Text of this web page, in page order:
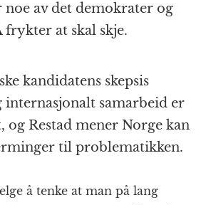
noe av det demokrater og
frykter at skal skje.
kandidatens skepsis
samarbeid er
og Restad mener Norge kan
til problematikken.
å tenke at man på lang